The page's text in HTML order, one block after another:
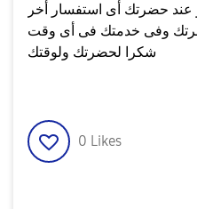
عند حضرتك أى استفسار أخر
وفى خدمتك فى أى وقت
شكرا لحضرتك ولوقتك
0 Likes